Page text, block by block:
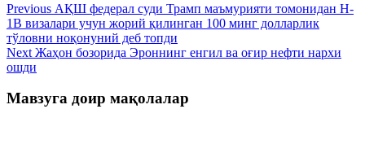
Previous АҚШ федерал суди Трамп маъмурияти томонидан H-
1B визалари учун жорий қилинган 100 минг долларлик
тўловни ноқонуний деб топди
Next Жаҳон бозорида Эроннинг енгил ва оғир нефти нархи
ошди
Мавзуга доир мақолалар